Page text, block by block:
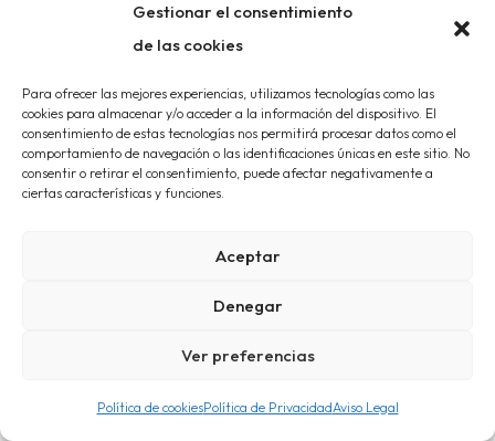
Gestionar el consentimiento
de las cookies
Para ofrecer las mejores experiencias, utilizamos tecnologías como las
cookies para almacenar y/o acceder a la información del dispositivo. El
consentimiento de estas tecnologías nos permitirá procesar datos como el
comportamiento de navegación o las identificaciones únicas en este sitio. No
consentir o retirar el consentimiento, puede afectar negativamente a
ciertas características y funciones.
Aceptar
Denegar
Ver preferencias
Política de cookiesPolítica de PrivacidadAviso Legal
Lunes-Viernes:
10:00–14:00, 16:00–
20:00
Sábado y Domingo:
665 29 08 63
Carrer de Misser
Mascó, 42, 46010